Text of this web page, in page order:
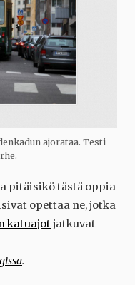
ajorataa. Testi
pitäisikö tästä oppia
opettaa ne, jotka
katuajotjatkuvat
.